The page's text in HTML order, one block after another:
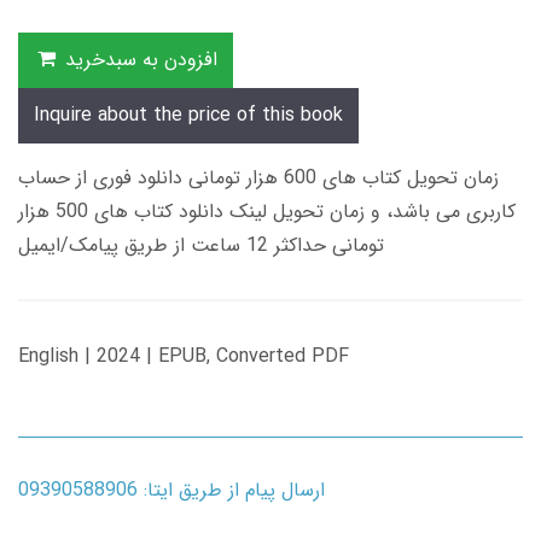
افزودن به سبدخرید
Inquire about the price of this book
زمان تحویل کتاب های 600 هزار تومانی دانلود فوری از حساب
کاربری می باشد، و زمان تحویل لینک دانلود کتاب های 500 هزار
تومانی حداکثر 12 ساعت از طریق پیامک/ایمیل
English | 2024 | EPUB, Converted PDF
ارسال پیام از طریق ایتا: 09390588906